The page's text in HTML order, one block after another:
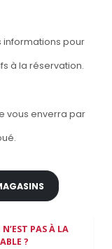
informations pour
à la réservation.
vous enverra par
PAS À LA
?